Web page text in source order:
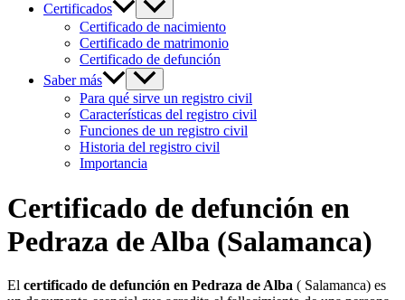
Certificados
Certificado de nacimiento
Certificado de matrimonio
Certificado de defunción
Saber más
Para qué sirve un registro civil
Características del registro civil
Funciones de un registro civil
Historia del registro civil
Importancia
Certificado de defunción en
Pedraza de Alba (Salamanca)
El certificado de defunción en Pedraza de Alba ( Salamanca) es